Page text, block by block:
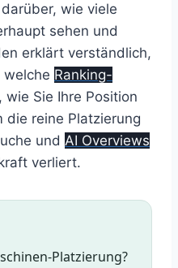
wie viele
sehen und
erklärt verständlich,
welche Ranking-
wie Sie Ihre Position
die reine Platzierung
und AI Overviews
verliert.
Platzierung?